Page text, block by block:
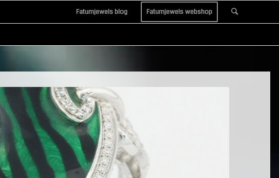
Fatumjewels blog Fatumjewels webshop